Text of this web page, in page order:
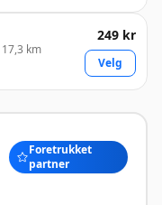
km
249 kr
Velg
Foretrukket
partner